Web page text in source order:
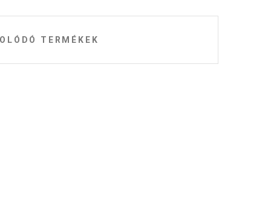
TERMÉKEK